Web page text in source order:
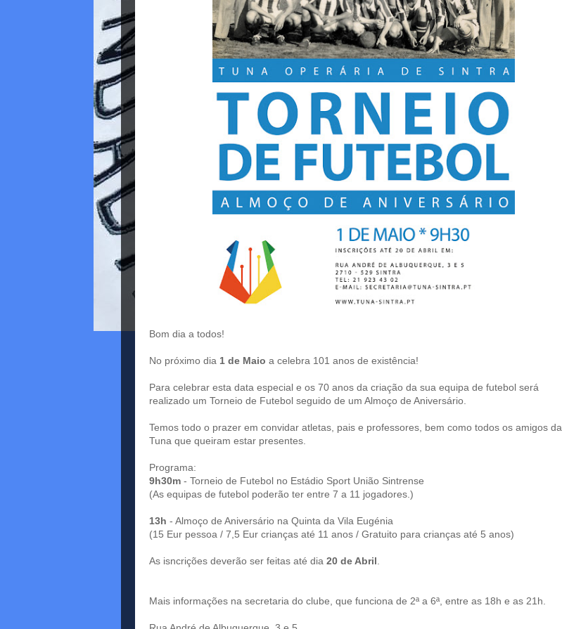
Bom dia a todos!
No próximo dia 1 de Maio a celebra 101 anos de existência!
Para celebrar esta data especial e os 70 anos da criação da sua equipa de futebol será
realizado um Torneio de Futebol seguido de um Almoço de Aniversário.
Temos todo o prazer em convidar atletas, pais e professores, bem como todos os amigos da
Tuna que queiram estar presentes.
Programa:
9h30m - Torneio de Futebol no Estádio Sport União Sintrense
(As equipas de futebol poderão ter entre 7 a 11 jogadores.)
13h - Almoço de Aniversário na Quinta da Vila Eugénia
(15 Eur pessoa / 7,5 Eur crianças até 11 anos / Gratuito para crianças até 5 anos)
As isncrições deverão ser feitas até dia 20 de Abril
Mais informações na secretaria do clube, que funciona de 2ª a 6ª, entre as 18h e as 21h.